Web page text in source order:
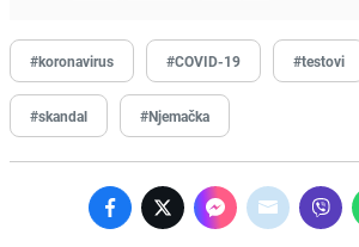
#koronavirus #COVID-19 #testovi
#skandal #Njemačka